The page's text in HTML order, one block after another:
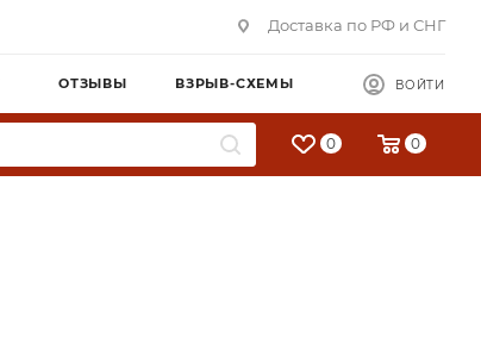
Доставка по РФ и СНГ
ОТЗЫВЫ ВЗРЫВ-СХЕМЫ ВОЙТИ
0 0